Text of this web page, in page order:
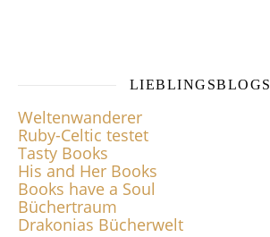
LIEBLINGSBLOGS
Weltenwanderer
Ruby-Celtic testet
Tasty Books
His and Her Books
Books have a Soul
Büchertraum
Drakonias Bücherwelt